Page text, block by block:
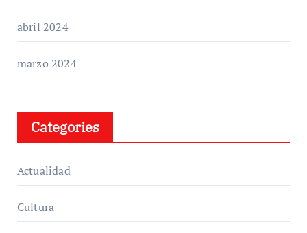
abril 2024
marzo 2024
Categories
Actualidad
Cultura